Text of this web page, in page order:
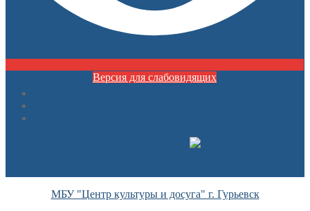
Версия для слабовидящих
МБУ "Центр культуры и досуга" г. Гурьевск